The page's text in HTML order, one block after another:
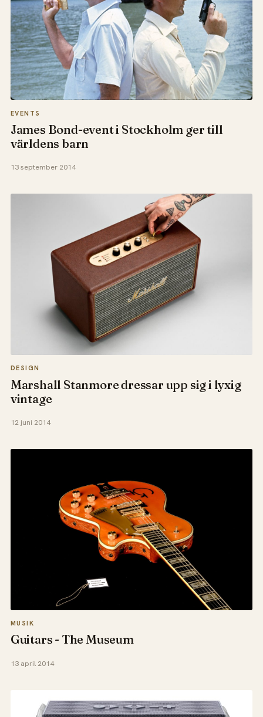
EVENTS
James Bond-event i Stockholm ger till
världens barn
13 september 2014
DESIGN
Marshall Stanmore dressar upp sig i lyxig
vintage
12 juni 2014
MUSIK
Guitars - The Museum
13 april 2014